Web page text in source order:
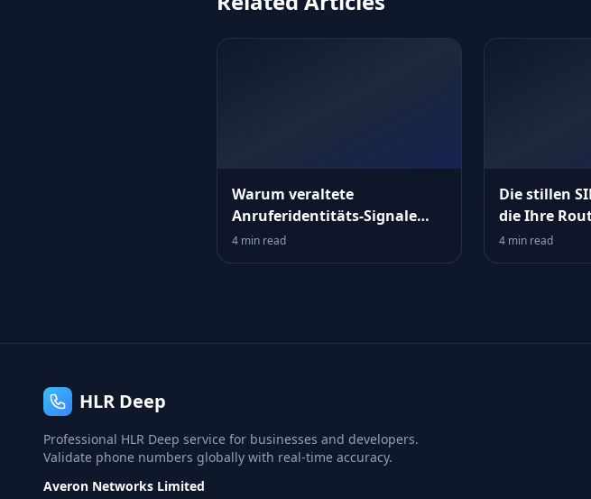
Warum veraltete
Anruferidentitäts‑Signale
Ihren Funnel leise
untergraben
4 min read
Die stillen
die Ihre
aushebeln
4 min read
HLR Deep
Professional HLR Deep service for businesses and developers.
Validate phone numbers globally with real-time accuracy.
Averon Networks Limited